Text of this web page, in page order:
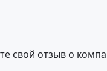
свой отзыв о